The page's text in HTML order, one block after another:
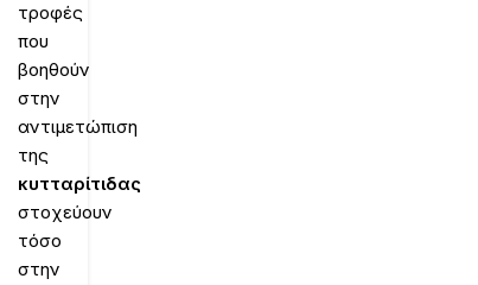
τροφές
που
βοηθούν
στην
αντιμετώπιση
της
κυτταρίτιδας
στοχεύουν
τόσο
στην